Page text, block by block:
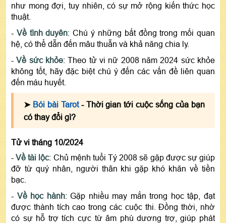
như mong đợi, tuy nhiên, có sự mở rộng kiến thức học
thuật.
- Về tình duyên: Chú ý những bất đồng trong mối quan
hệ, có thể dẫn đến mâu thuẫn và khả năng chia ly.
-Về sức khỏe: Theo tử vi nữ 2008 năm 2024 sức khỏe
không tốt, hãy đặc biệt chú ý đến các vấn đề liên quan
đến máu huyết.
➤ Bói bài Tarot- Thời gian tới cuộc sống của bạn
có thay đổi gì?
Tử vi tháng 10/2024
-Về tài lộc: Chủ mệnh tuổi Tý 2008 sẽ gặp được sự giúp
đỡ từ quý nhân, người thân khi gặp khó khăn về tiền
bạc.
- Về học hành: Gặp nhiều may mắn trong học tập, đạt
được thành tích cao trong các cuộc thi. Đồng thời, nhờ
có sự hỗ trợ tích cực từ âm phù dương trợ, giúp phát